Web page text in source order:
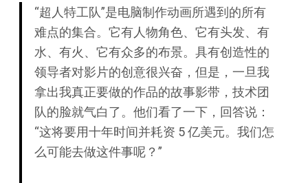
“超人特工队”是电脑制作动画所遇到的所有
难点的集合。它有人物角色、它有头发、有
水、有火、它有众多的布景。具有创造性的
领导者对影片的创意很兴奋，但是，一旦我
拿出我真正要做的作品的故事影带，技术团
队的脸就气白了。他们看了一下，回答说：
“这将要用十年时间并耗资 5 亿美元。我们怎
么可能去做这件事呢？”